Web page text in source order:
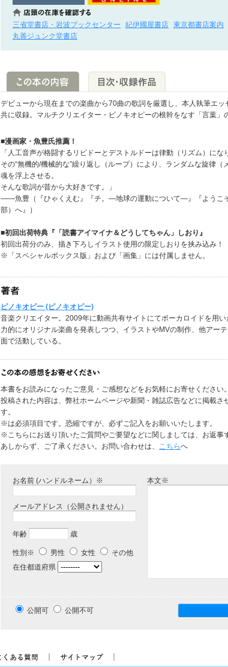
三省堂書店・岩波ブックセンター 紀伊國屋書店 東京都書店案内
丸善ジュンク堂書店
デビューから現在までの楽曲から70曲の歌詞を厳選し、本人執筆エッ
共に収録。マルチクリエイター・ピノキオピーの根幹をなす「言葉」
■漫画家・魚豊氏推薦！
「人工音声が格闘するリビドーとデストルドーは律動（リズム）にな
その“無機的/機械的な”繰り返し（ループ）により、ランダムな旋律（
魂を浮上させる。
そんな歌詞が昔から大好きです。」
――魚豊（『ひゃくえむ』『チ。―地球の運動について―』『ようこ
部）へ』）
■初回出荷特典『「読書アイマイナ＆どうしてちゃん」しおり』
初回出荷分のみ、描き下ろしイラスト使用の限定しおりを挟み込み！
※「スペシャルボックス版」および「画集」には付属しません。
ピノキオピー (ピノキオピー)
音楽クリエイター。2009年に動画共有サイトにてボーカロイドを用
力的にオリジナル楽曲を発表しつつ、イラストやMVの制作、他アー
面で活動している。
本書をお読みになったご意見・ご感想などをお気軽にお寄せください。
投稿された内容は、弊社ホームページや新聞・雑誌広告などに掲載さ
す。
※は必須項目です。恐縮ですが、必ずご記入をお願いいたします。
※こちらにお送り頂いたご質問やご要望などに関しましては、お返事
あしからず、ご了承ください。お問い合わせは、 こちらへ
お名前 (ハンドルネーム）※
メールアドレス（公開されません）
年齢 歳
性別※ 男性 女性
その他
在住都道府県
本文※
公開可 公開不可